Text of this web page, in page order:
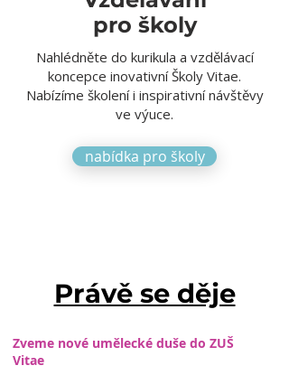
pro školy
Nahlédněte do kurikula a vzdělávací
koncepce inovativní Školy Vitae.
Nabízíme školení i inspirativní návštěvy
ve výuce.
nabídka pro školy
Právě se děje
Zveme nové umělecké duše do ZUŠ
Vitae